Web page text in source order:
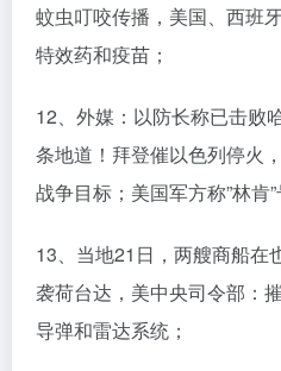
蚊虫叮咬传播，美国、西班
特效药和疫苗；
12、外媒：以防长称已击败
条地道！拜登催以色列停火
战争目标；美国军方称”林肯
13、当地21日，两艘商船在
袭荷台达，美中央司令部：
导弹和雷达系统；